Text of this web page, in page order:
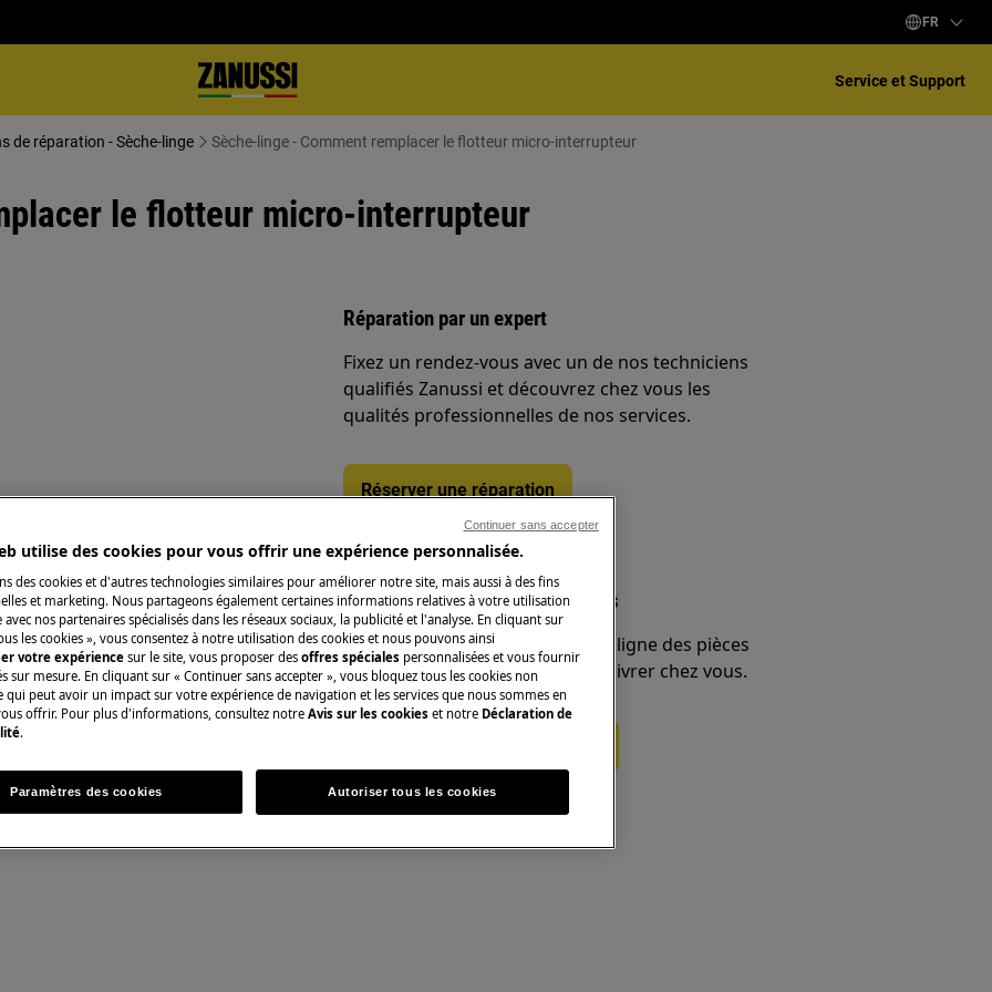
FR
Service et Support
de réparation - Sèche-linge Sèche-linge - Comment remplacer le flotteur micro-interrupteur
le flotteur micro-interrupteur
manuel d'utilisation de votre
maintenance.
désactivez l'appareil et
Réparation par un expert
Fixez un rendez-vous avec un de nos techniciens
qualifiés Zanussi et découvrez chez vous les
qualités professionnelles de nos services.
Réserver une réparation
Pièces détachées et accessoires
Trouvez dans notre boutique en ligne des pièces
détachées d’origine et faites-les livrer chez vous.
utilise des cookies pour vous offrir une expérience personnalisée.
des cookies et d'autres technologies similaires pour améliorer notre site, mais aussi à des fins
et marketing. Nous partageons également certaines informations relatives à votre utilisation
nos partenaires spécialisés dans les réseaux sociaux, la publicité et l'analyse. En cliquant sur
les cookies », vous consentez à notre utilisation des cookies et nous pouvons ainsi
votre expérience sur le site, vous proposer des offres spéciales personnalisées et vous fournir
sur mesure. En cliquant sur « Continuer sans accepter », vous bloquez tous les cookies non
qui peut avoir un impact sur votre expérience de navigation et les services que nous sommes en
offrir. Pour plus d'informations, consultez notre Avis sur les cookies et notre Déclaration de
.
Paramètres des cookies Autoriser tous les cookies
Continuer sans accepter